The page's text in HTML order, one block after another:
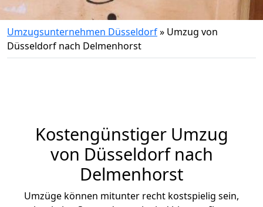
Umzugsunternehmen Düsseldorf» Umzug von
Düsseldorf nach Delmenhorst
Kostengünstiger Umzug
von Düsseldorf nach
Delmenhorst
Umzüge können mitunter recht kostspielig sein,